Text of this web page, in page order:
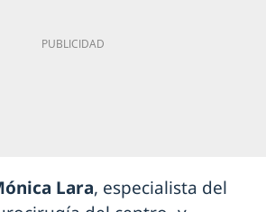
Lara, especialista del